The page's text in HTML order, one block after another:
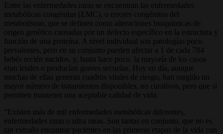
Entre las enfermedades raras se encuentran las enfermedades
metabólicas congénitas (EMC), o errores congénitos del
metabolismo, que se definen como alteraciones bioquímicas de
origen genético causadas por un defecto específico en la estructura y
función de una proteína. A nivel individual son patologías poco
prevalentes, pero en su conjunto pueden afectar a 1 de cada 784
bebés recién nacidos, y, hasta hace poco, la mayoría de los casos
eran letales o producían graves secuelas. Hoy en día, aunque
muchas de ellas generan cuadros vitales de riesgo, han surgido un
mayor número de tratamientos disponibles, no curativos, pero que sí
permiten mantener una aceptable calidad de vida.
“Existen más de mil enfermedades metabólicas diferentes,
enfermedades raras o ultra raras. Son tantas en conjunto, que no es
tan extraño encontrar pacientes en las primeras etapas de la vida con